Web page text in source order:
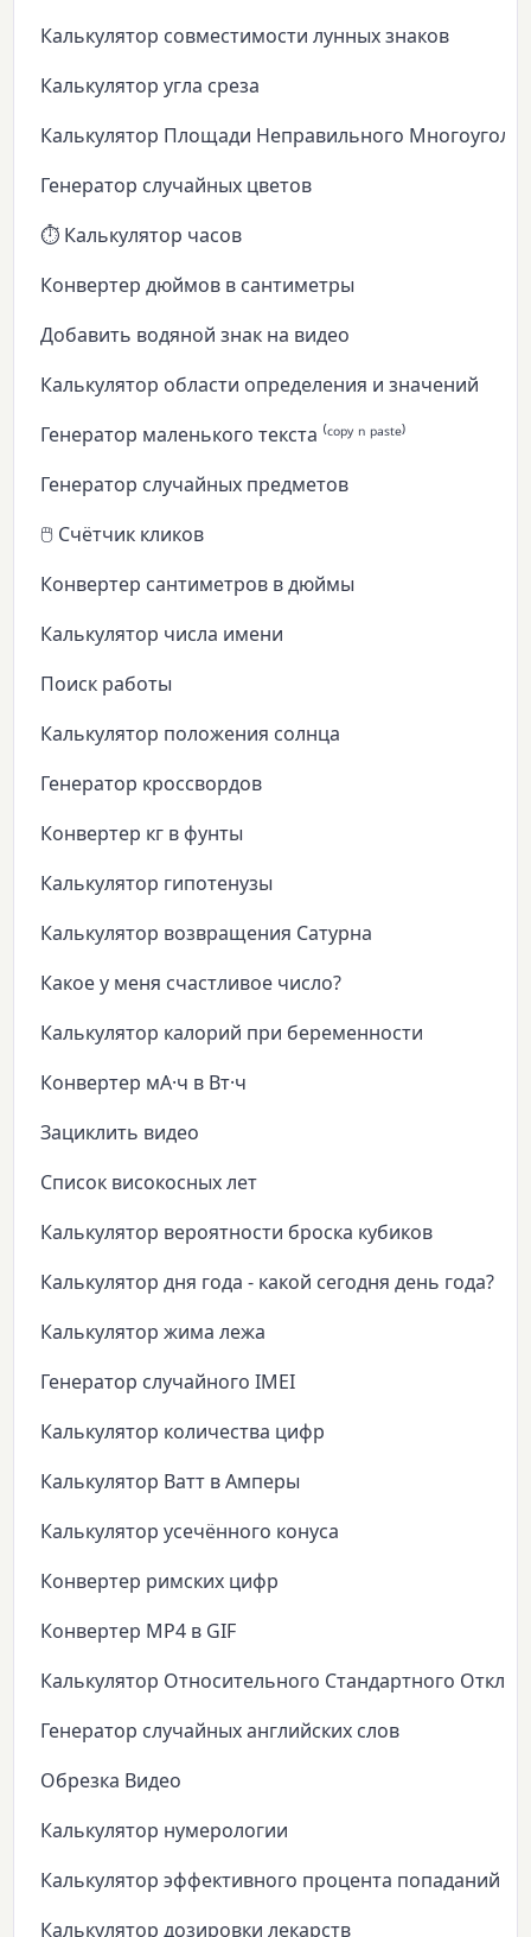
Калькулятор совместимости лунных знаков
Калькулятор угла среза
Калькулятор Площади Неправильного
Генератор случайных цветов
⏱️ Калькулятор часов
Конвертер дюймов в сантиметры
Добавить водяной знак на видео
Калькулятор области определения и значений
Генератор маленького текста ⁽ᶜᵒᵖʸ ⁿ ᵖᵃˢᵗᵉ⁾
Генератор случайных предметов
🖱️ Счётчик кликов
Конвертер сантиметров в дюймы
Калькулятор числа имени
Поиск работы
Калькулятор положения солнца
Генератор кроссвордов
Конвертер кг в фунты
Калькулятор гипотенузы
Калькулятор возвращения Сатурна
Какое у меня счастливое число?
Калькулятор калорий при беременности
Конвертер мА·ч в Вт·ч
Зациклить видео
Список високосных лет
Калькулятор вероятности броска кубиков
Калькулятор дня года - какой сегодня день года?
Калькулятор жима лежа
Генератор случайного IMEI
Калькулятор количества цифр
Калькулятор Ватт в Амперы
Калькулятор усечённого конуса
Конвертер римских цифр
Конвертер MP4 в GIF
Калькулятор Относительного Стандартного
Генератор случайных английских слов
Обрезка Видео
Калькулятор нумерологии
Калькулятор эффективного процента попаданий
Калькулятор дозировки лекарств